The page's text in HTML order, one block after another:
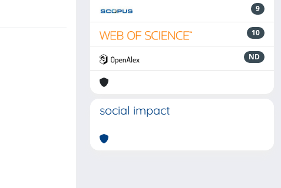
9
10
ND
social impact